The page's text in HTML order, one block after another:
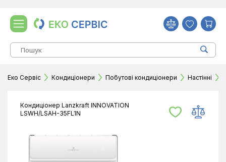
Еко Сервіс Кондиціонери Побутові кондиціонери Настінні
Кондиціонер Lanzkraft INNOVATION
LSWH/LSAH-35FL1N